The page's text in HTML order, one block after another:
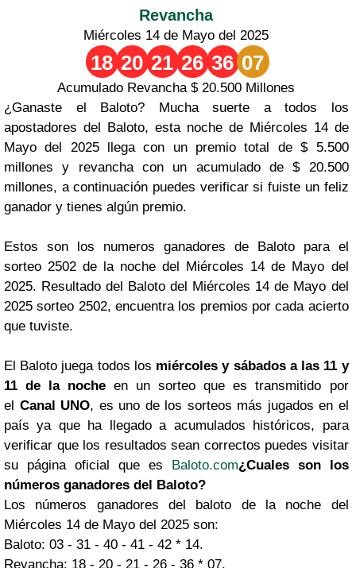
Revancha
Miércoles 14 de Mayo del 2025
18 20 21 26 36 07
Acumulado Revancha $ 20.500 Millones
¿Ganaste el Baloto? Mucha suerte a todos los
apostadores del Baloto, esta noche de Miércoles 14 de
Mayo del 2025 llega con un premio total de $ 5.500
millones y revancha con un acumulado de $ 20.500
millones, a continuación puedes verificar si fuiste un feliz
ganador y tienes algún premio.
Estos son los numeros ganadores de Baloto para el
sorteo 2502 de la noche del Miércoles 14 de Mayo del
2025. Resultado del Baloto del Miércoles 14 de Mayo del
2025 sorteo 2502, encuentra los premios por cada acierto
que tuviste.
El Baloto juega todos los miércoles y sábados a las 11 y
11 de la noche en un sorteo que es transmitido por
el Canal UNO, es uno de los sorteos más jugados en el
país ya que ha llegado a acumulados históricos, para
verificar que los resultados sean correctos puedes visitar
su página oficial que es Baloto.com¿Cuales son los
números ganadores del Baloto?
Los números ganadores del baloto de la noche del
Miércoles 14 de Mayo del 2025 son:
Baloto: 03 - 31 - 40 - 41 - 42 * 14.
Revancha: 18 - 20 - 21 - 26 - 36 * 07.